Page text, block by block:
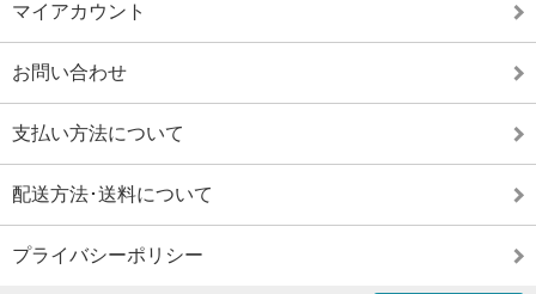
マイアカウント
お問い合わせ
支払い方法について
配送方法･送料について
プライバシーポリシー